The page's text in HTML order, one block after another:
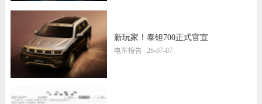
新玩家！泰钽700正式官宣
电车报告 26-07-07